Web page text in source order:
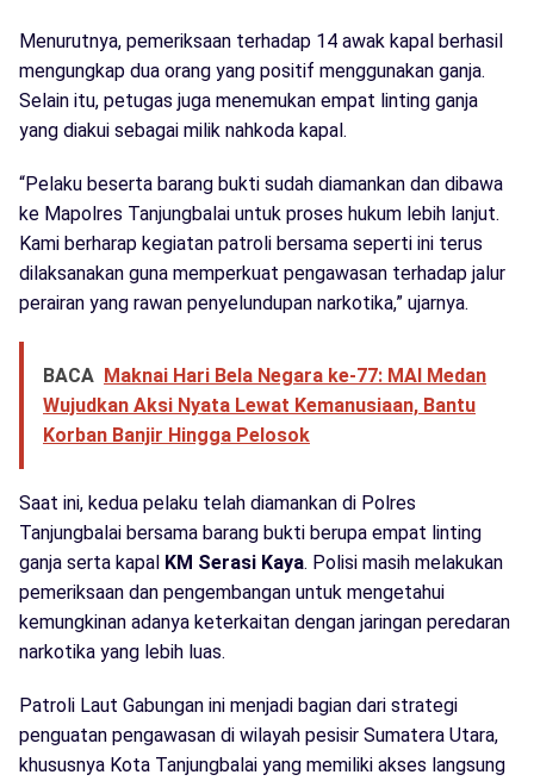
Menurutnya, pemeriksaan terhadap 14 awak kapal berhasil
mengungkap dua orang yang positif menggunakan ganja.
Selain itu, petugas juga menemukan empat linting ganja
yang diakui sebagai milik nahkoda kapal.
“Pelaku beserta barang bukti sudah diamankan dan dibawa
ke Mapolres Tanjungbalai untuk proses hukum lebih lanjut.
Kami berharap kegiatan patroli bersama seperti ini terus
dilaksanakan guna memperkuat pengawasan terhadap jalur
perairan yang rawan penyelundupan narkotika,” ujarnya.
BACA Maknai Hari Bela Negara ke-77: MAI Medan
Wujudkan Aksi Nyata Lewat Kemanusiaan, Bantu
Korban Banjir Hingga Pelosok
Saat ini, kedua pelaku telah diamankan di Polres
Tanjungbalai bersama barang bukti berupa empat linting
ganja serta kapal KM Serasi Kaya. Polisi masih melakukan
pemeriksaan dan pengembangan untuk mengetahui
kemungkinan adanya keterkaitan dengan jaringan peredaran
narkotika yang lebih luas.
Patroli Laut Gabungan ini menjadi bagian dari strategi
penguatan pengawasan di wilayah pesisir Sumatera Utara,
khususnya Kota Tanjungbalai yang memiliki akses langsung